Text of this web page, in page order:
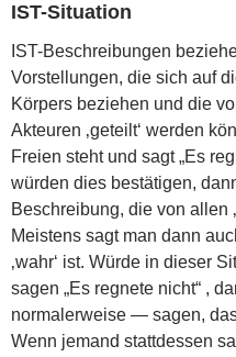
IST-Situation
IST-Beschreibungen
Vorstellungen, die sich auf
Körpers beziehen und die
Akteuren ‚geteilt‘ werden
Freien steht und sagt „Es
würden dies bestätigen,
Beschreibung, die von allen
Meistens sagt man dann
‚wahr‘ ist. Würde in dieser
sagen „Es regnete nicht“ ,
normalerweise — sagen,
Wenn jemand stattdessen